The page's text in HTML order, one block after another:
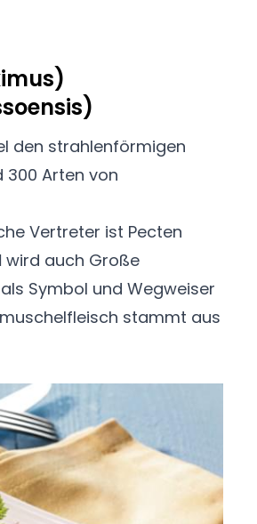
den strahlenförmigen
300 Arten von
Vertreter ist Pecten
wird auch Große
Symbol und Wegweiser
stammt aus